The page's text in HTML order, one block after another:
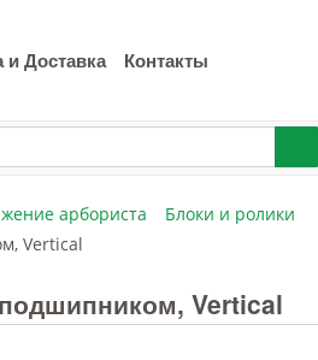
и Доставка Контакты
арбориста
Блоки и ролики
Vertical
Vertical